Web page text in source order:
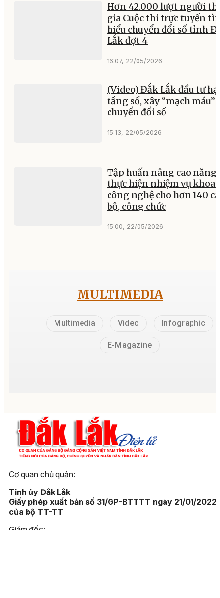
Hơn 42.000 lượt người
gia Cuộc thi trực tuyến
hiểu chuyển đổi số tỉnh
Lắk đợt 4
16:07, 22/05/2026
(Video) Đắk Lắk đầu tư hạ
tầng số, xây “mạch máu”
chuyển đổi số
15:13, 22/05/2026
Tập huấn nâng cao năng
thực hiện nhiệm vụ khoa
công nghệ cho hơn 140
bộ, công chức
15:00, 22/05/2026
MULTIMEDIA
Multimedia Video Infographic
E-Magazine
Cơ quan chủ quản:
Tỉnh ủy Đắk Lắk
Giấy phép xuất bản số 31/GP-BTTTT ngày 21/01/2022
của bộ TT-TT
Giám đốc: